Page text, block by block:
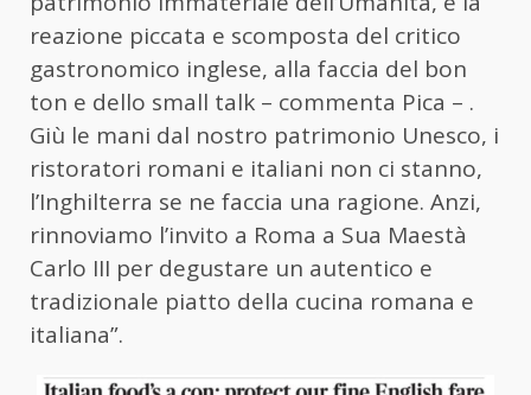
reazione piccata e scomposta del critico
gastronomico inglese, alla faccia del bon
ton e dello small talk – commenta Pica – .
Giù le mani dal nostro patrimonio Unesco, i
ristoratori romani e italiani non ci stanno,
l’Inghilterra se ne faccia una ragione. Anzi,
rinnoviamo l’invito a Roma a Sua Maestà
Carlo III per degustare un autentico e
tradizionale piatto della cucina romana e
italiana”.